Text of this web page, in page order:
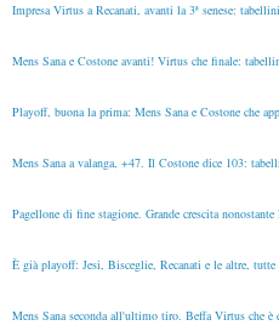
Impresa Virtus a Recanati, avanti la 3ª senese:
Mens Sana e Costone avanti! Virtus che finale:
Playoff, buona la prima: Mens Sana e Costone che
Mens Sana a valanga, +47. Il Costone dice 103:
Pagellone di fine stagione. Grande crescita
È già playoff: Jesi, Bisceglie, Recanati e le altre,
Mens Sana seconda all'ultimo tiro. Beffa Virtus che